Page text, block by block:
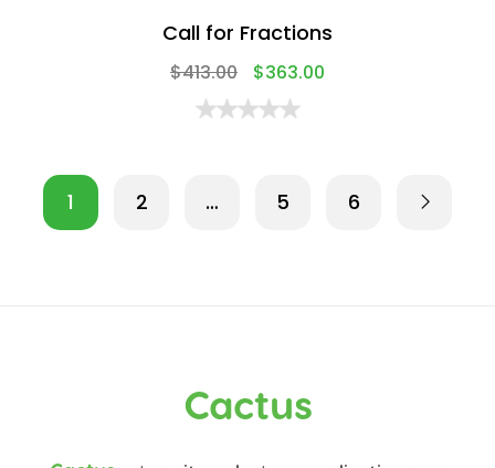
Call for Fractions
$413.00 $363.00
1 2 … 5 6
Cactus